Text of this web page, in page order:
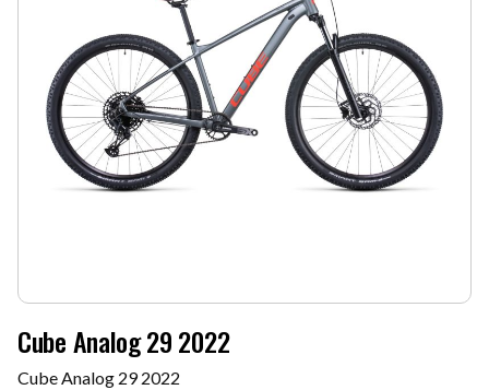
Cube Analog 29 2022
Cube Analog 29 2022